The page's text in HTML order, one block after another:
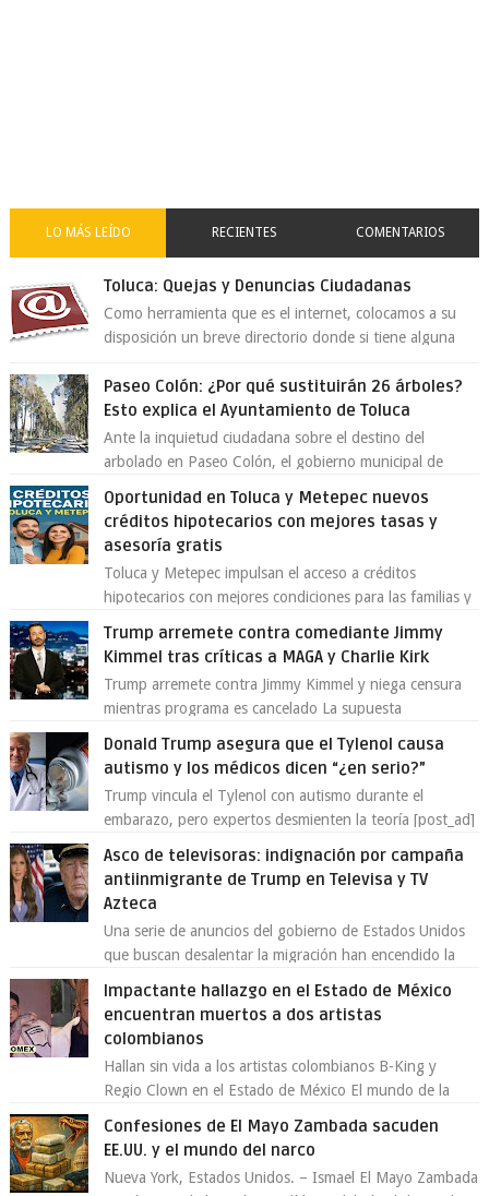
LO MÁS LEÍDO RECIENTES COMENTARIOS
Toluca: Quejas y Denuncias Ciudadanas
Como herramienta que es el internet, colocamos a su
disposición un breve directorio donde si tiene alguna
Paseo Colón: ¿Por qué sustituirán 26 árboles?
Esto explica el Ayuntamiento de Toluca
Ante la inquietud ciudadana sobre el destino del
arbolado en Paseo Colón, el gobierno municipal de
Oportunidad en Toluca y Metepec nuevos
créditos hipotecarios con mejores tasas y
asesoría gratis
Toluca y Metepec impulsan el acceso a créditos
hipotecarios con mejores condiciones para las familias y
Trump arremete contra comediante Jimmy
Kimmel tras críticas a MAGA y Charlie Kirk
Trump arremete contra Jimmy Kimmel y niega censura
mientras programa es cancelado La supuesta
Donald Trump asegura que el Tylenol causa
autismo y los médicos dicen “¿en serio?”
Trump vincula el Tylenol con autismo durante el
embarazo, pero expertos desmienten la teoría [post_ad]
Asco de televisoras: indignación por campaña
antiinmigrante de Trump en Televisa y TV
Azteca
Una serie de anuncios del gobierno de Estados Unidos
que buscan desalentar la migración han encendido la
Impactante hallazgo en el Estado de México
encuentran muertos a dos artistas
colombianos
Hallan sin vida a los artistas colombianos B-King y
Regio Clown en el Estado de México El mundo de la
Confesiones de El Mayo Zambada sacuden
EE.UU. y el mundo del narco
Nueva York, Estados Unidos. – Ismael El Mayo Zambada